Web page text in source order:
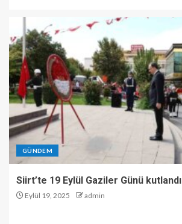
GÜNDEM
Siirt’te 19 Eylül Gaziler Günü kutlandı
Eylül 19, 2025 admin